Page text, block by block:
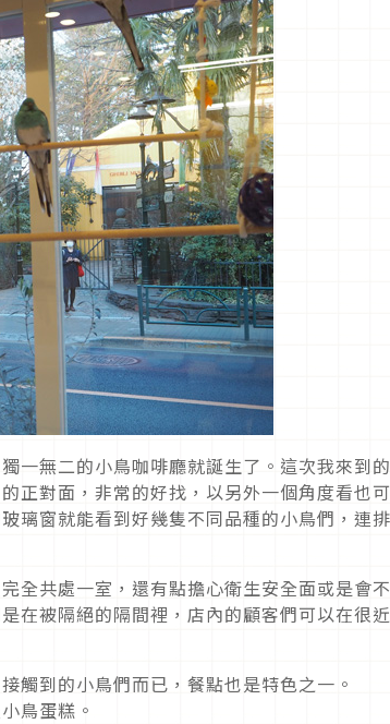
一無二的小鳥咖啡廳就誕生了。這次我來到
正對面，非常的好找，以另外一個角度看也
璃窗就能看到好幾隻不同品種的小鳥們，連
全共處一室，還有點擔心衛生安全面或是會
在被隔絕的隔間裡，店內的顧客們可以在很
觸到的小鳥們而已，餐點也是特色之一。
鳥蛋糕。